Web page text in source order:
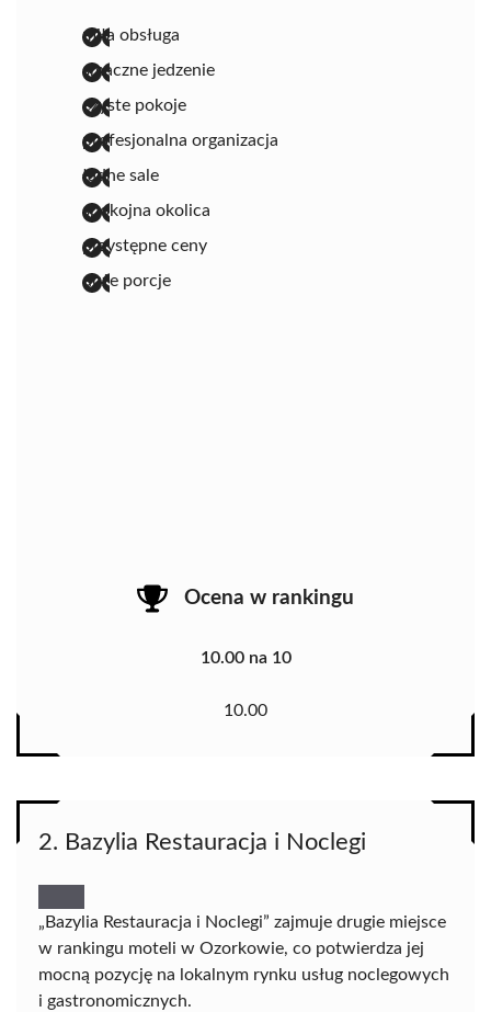
miła obsługa
smaczne jedzenie
czyste pokoje
profesjonalna organizacja
ładne sale
spokojna okolica
przystępne ceny
duże porcje
Ocena w rankingu
10.00 na 10
10.00
2. Bazylia Restauracja i Noclegi
„Bazylia Restauracja i Noclegi” zajmuje drugie miejsce
w rankingu moteli w Ozorkowie, co potwierdza jej
mocną pozycję na lokalnym rynku usług noclegowych
i gastronomicznych.